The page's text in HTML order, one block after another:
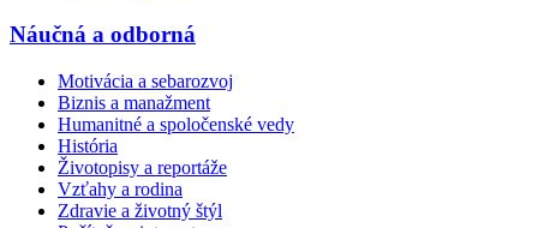
Náučná a odborná
Motivácia a sebarozvoj
Biznis a manažment
Humanitné a spoločenské vedy
História
Životopisy a reportáže
Vzťahy a rodina
Zdravie a životný štýl